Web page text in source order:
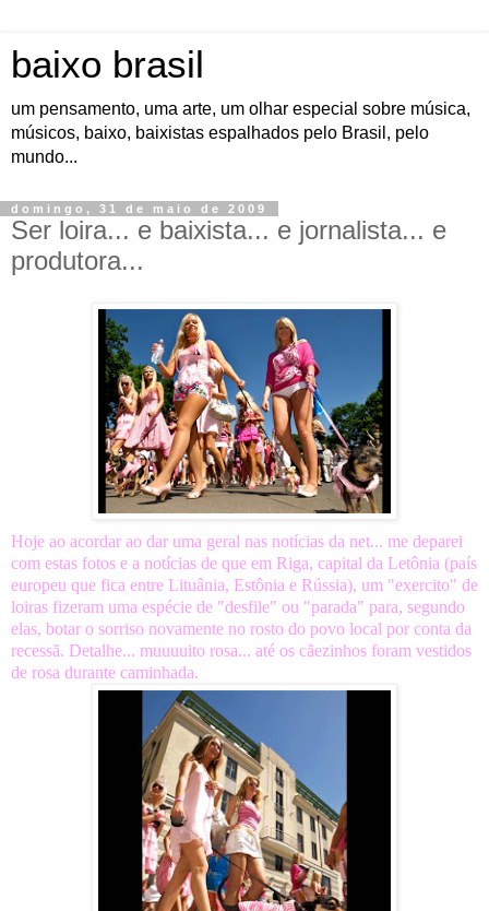
baixo brasil
um pensamento, uma arte, um olhar especial sobre música,
músicos, baixo, baixistas espalhados pelo Brasil, pelo
mundo...
domingo, 31 de maio de 2009
Ser loira... e baixista... e jornalista... e
produtora...
Hoje ao acordar ao dar uma geral nas notícias da net... me deparei
com estas fotos e a notícias de que em Riga, capital da Letônia (país
europeu que fica entre Lituânia, Estônia e Rússia), um "exercito" de
loiras fizeram uma espécie de "desfile" ou "parada" para, segundo
elas, botar o sorriso novamente no rosto do povo local por conta da
recessã. Detalhe... muuuuito rosa... até os cãezinhos foram vestidos
de rosa durante caminhada.